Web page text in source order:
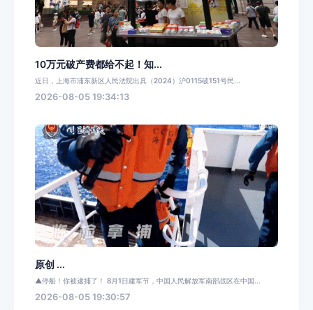
10万元破产费都给不起！知...
近日，上海市浦东新区人民法院出具（2024）沪0115破151号民...
2026-08-05 19:34:13
原创 ...
▲停船！你被逮捕了！ 8月1日建军节，中国人民解放军南部战区在中国...
2026-08-05 19:30:57